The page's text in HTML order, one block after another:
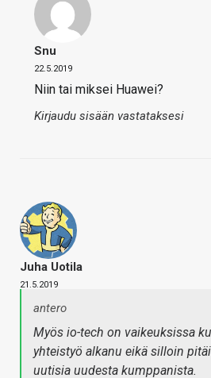
Snu
22.5.2019
Niin tai miksei Huawei?
Kirjaudu sisään vastataksesi
Juha Uotila
21.5.2019
antero
Myös io-tech on vaikeuksissa
yhteistyö alkanu eikä silloin
uutisia uudesta kumppanista.